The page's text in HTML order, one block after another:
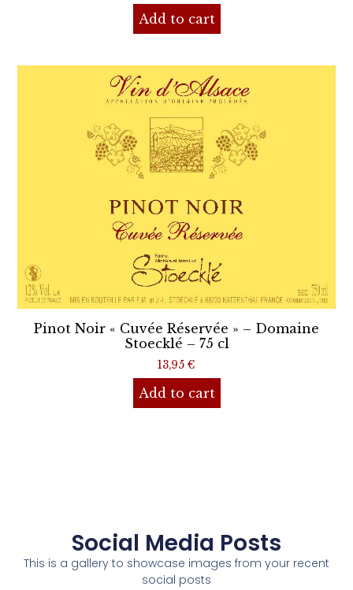
Add to cart
Pinot Noir « Cuvée Réservée » – Domaine
Stoecklé – 75 cl
13,95 €
Add to cart
Social Media Posts
This is a gallery to showcase images from your recent
social posts